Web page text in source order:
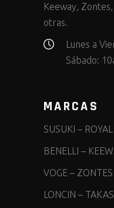
Keeway,
otras.
Lunes a
Sábado:
MARCAS
SUSUKI –
BENELLI –
VOGE – ZONTES
LONCIN –